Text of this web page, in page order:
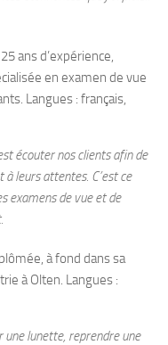
ans d’expérience,
en examen de vue
Langues : français,
écouter nos clients afin de
leurs attentes. C’est ce
examens de vue et de
à fond dans sa
à Olten. Langues :
une lunette, reprendre une